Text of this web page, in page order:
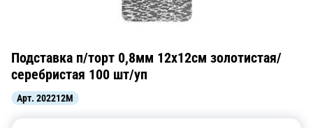
Подставка п/торт 0,8мм 12x12см золотистая/
серебристая 100 шт/уп
Арт. 202212M